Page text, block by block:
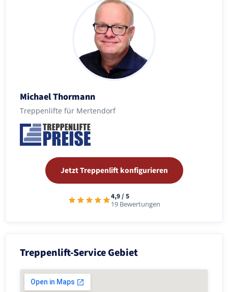
Michael Thormann
Treppenlifte für Mertendorf
Jetzt Treppenlift konfigurieren
4,9 / 5
19 Bewertungen
Treppenlift-Service Gebiet